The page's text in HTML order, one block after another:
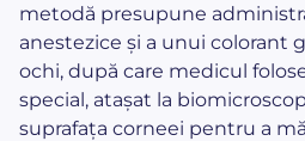
metodă presupune
anestezice și a unui colorant
ochi, după care medicul
special, atașat la
suprafața corneei pentru a